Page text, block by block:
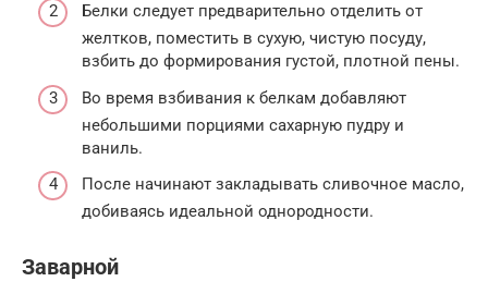
Белки следует предварительно отделить от
желтков, поместить в сухую, чистую посуду,
взбить до формирования густой, плотной пены.
Во время взбивания к белкам добавляют
небольшими порциями сахарную пудру и
ваниль.
После начинают закладывать сливочное масло,
добиваясь идеальной однородности.
Заварной